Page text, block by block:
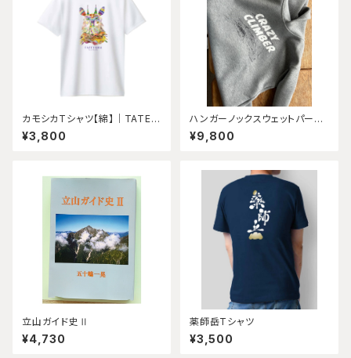
カモシカTシャツ【綿】｜TATEY
AMAロゴ入り
¥3,800
ハンガーノックスウェットパーカ
ー※注文販売
¥9,800
立山ガイド史Ⅱ
¥4,730
薬師岳Tシャツ
¥3,500